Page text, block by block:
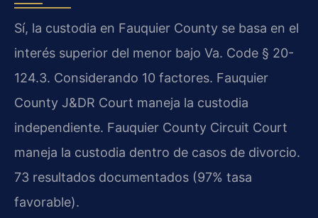
Sí, la custodia en Fauquier County se basa en el
interés superior del menor bajo Va. Code § 20-
124.3. Considerando 10 factores. Fauquier
County J&DR Court maneja la custodia
independiente. Fauquier County Circuit Court
maneja la custodia dentro de casos de divorcio.
73 resultados documentados (97% tasa
favorable).